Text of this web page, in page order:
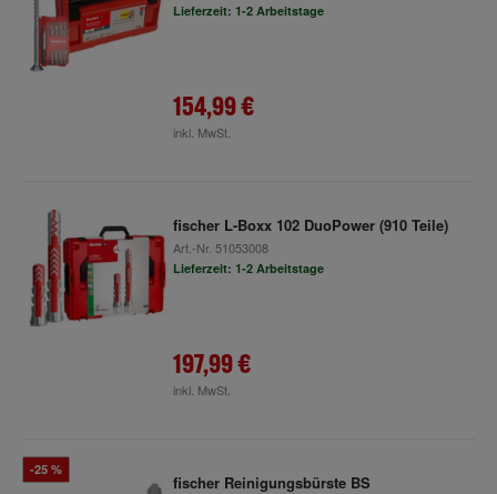
Lieferzeit: 1-2 Arbeitstage
154,99 €
inkl. MwSt.
fischer L-Boxx 102 DuoPower (910 Teile)
Art.-Nr. 51053008
Lieferzeit: 1-2 Arbeitstage
197,99 €
inkl. MwSt.
-25 %
fischer Reinigungsbürste BS